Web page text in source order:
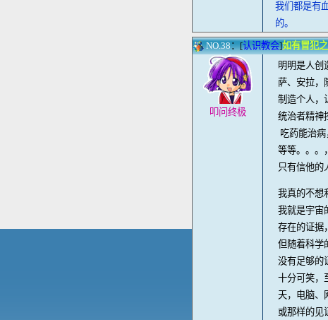
我们都是有
的。
NO.38：[认识教会]如有冒犯
叩问终极
明明是人创
萨、安拉，
制造个人，
统治者精神
吃药能治
等等。。。
只有信他的
我真的不想
我就是宇宙
存在的证据
但随着科学
没有足够的
十分可笑，
天，电脑、
或那样的见